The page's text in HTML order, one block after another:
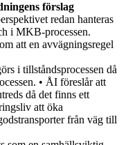
förslag
redan hanteras
i MKB-processen.
att en avvägningsregel
i tillståndsprocessen då
• ÅI föreslår att
då det finns ett
att öka
från väg till